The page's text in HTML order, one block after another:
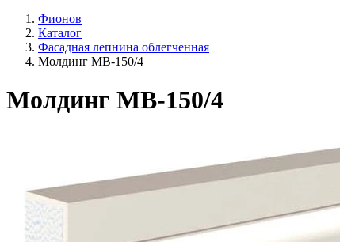
Фионов
Каталог
Фасадная лепнина облегченная
Молдинг МВ-150/4
Молдинг МВ-150/4